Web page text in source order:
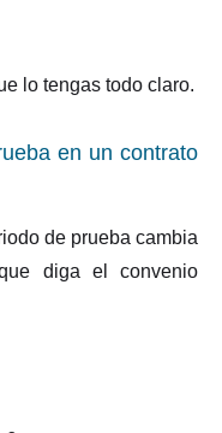
lo tengas todo claro.
en un contrato
de prueba cambia
diga el convenio